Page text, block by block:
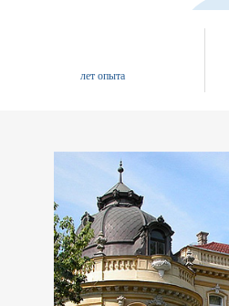
лет опыта